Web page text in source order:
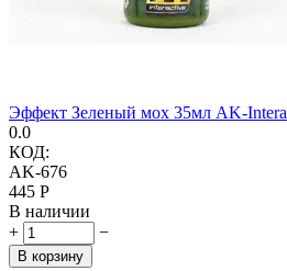
Эффект Зеленый мох 35мл AK-
0.0
КОД:
AK-676
‍445‍ Р
В наличии
+
−
В корзину